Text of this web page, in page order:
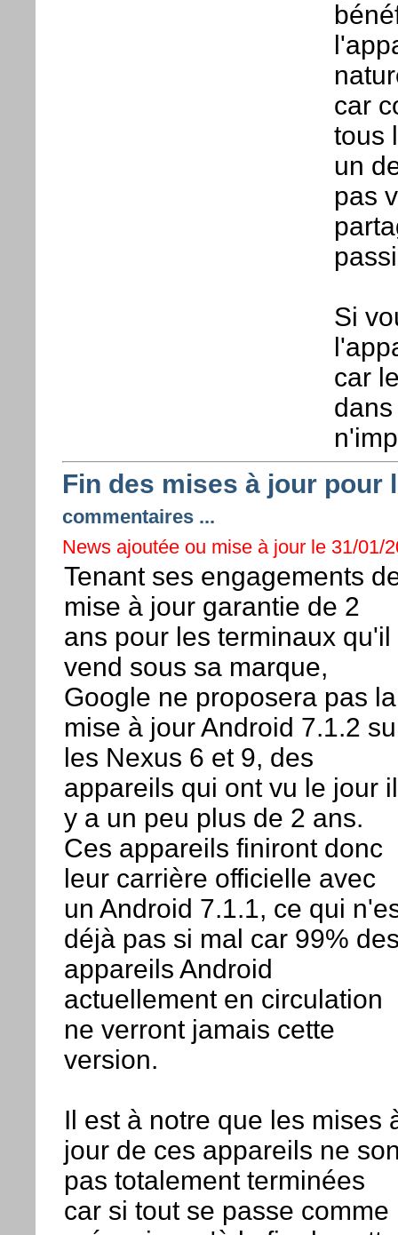
car
tous
un
pas
Si
car
Fin des mises à jour pour
commentaires ...
News ajoutée ou mise à jour le 31/01/
Tenant ses engagements
mise à jour garantie de 2
ans pour les terminaux qu'il
vend sous sa marque,
Google ne proposera pas la
mise à jour Android 7.1.2
les Nexus 6 et 9, des
appareils qui ont vu le jour il
y a un peu plus de 2 ans.
Ces appareils finiront donc
leur carrière officielle avec
un Android 7.1.1, ce qui
déjà pas si mal car 99%
appareils Android
actuellement en circulation
ne verront jamais cette
version.
Il est à notre que les mises
jour de ces appareils ne
pas totalement terminées
car si tout se passe comme